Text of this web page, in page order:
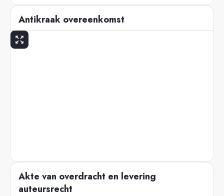
Antikraak overeenkomst
Akte van overdracht en levering
auteursrecht